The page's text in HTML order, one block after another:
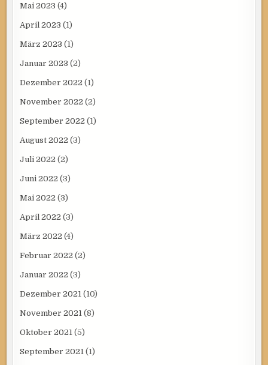
Mai 2023 (4)
April 2023 (1)
März 2023 (1)
Januar 2023 (2)
Dezember 2022 (1)
November 2022 (2)
September 2022 (1)
August 2022 (3)
Juli 2022 (2)
Juni 2022 (3)
Mai 2022 (3)
April 2022 (3)
März 2022 (4)
Februar 2022 (2)
Januar 2022 (3)
Dezember 2021 (10)
November 2021 (8)
Oktober 2021 (5)
September 2021 (1)